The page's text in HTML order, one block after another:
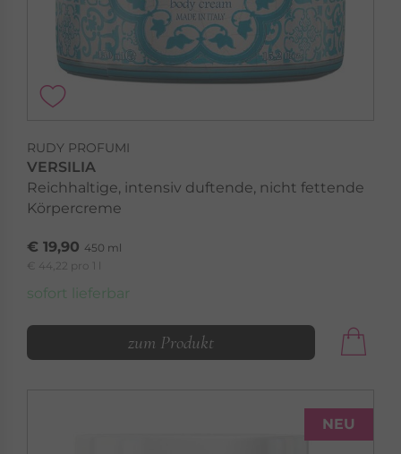
RUDY PROFUMI
VERSILIA
Reichhaltige, intensiv duftende, nicht fettende
Körpercreme
€ 19,90 450 ml
€ 44,22 pro 1 l
sofort lieferbar
zum Produkt
NEU